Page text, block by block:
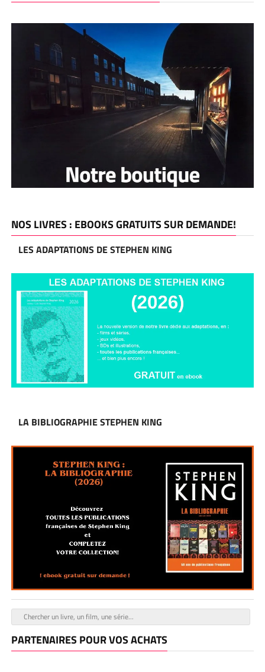
NOS LIVRES : EBOOKS GRATUITS SUR DEMANDE!
LES ADAPTATIONS DE STEPHEN KING
LA BIBLIOGRAPHIE STEPHEN KING
PARTENAIRES POUR VOS ACHATS